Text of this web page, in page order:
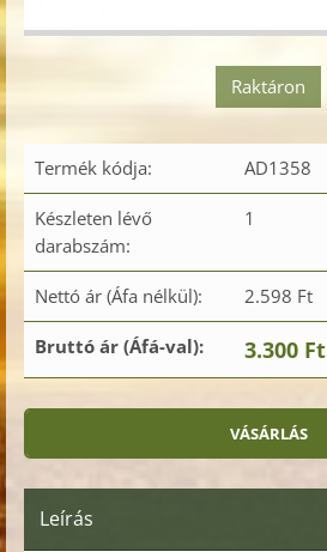
Raktáron
Termék kódja: AD1358
Készleten lévő
darabszám:
1
Nettó ár (Áfa nélkül): 2.598 Ft
Bruttó ár (Áfá-val): 3.300 Ft
Leírás